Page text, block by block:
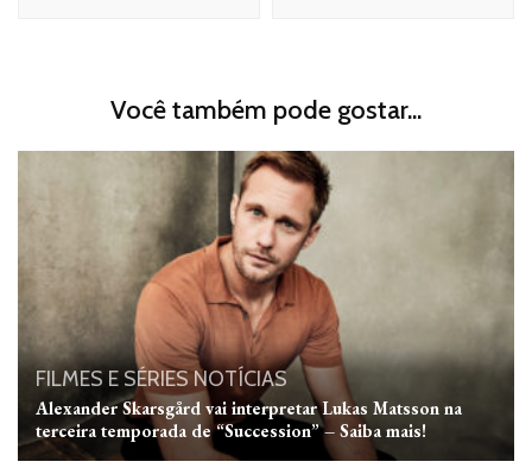
Você também pode gostar...
FILMES E SÉRIES NOTÍCIAS
Alexander Skarsgård vai interpretar Lukas Matsson na
terceira temporada de “Succession” – Saiba mais!